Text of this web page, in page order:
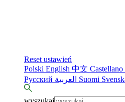
Reset ustawień
Polski English 中文 Castellano
Русский
Suomi